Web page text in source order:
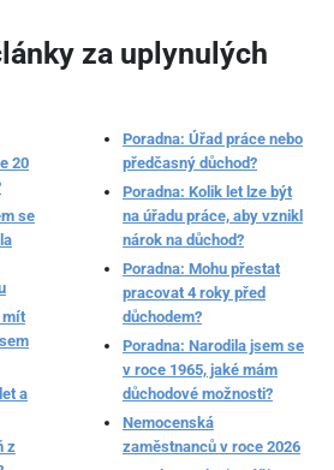
za uplynulých
20
se
mít
a
z
Poradna: Úřad práce nebo
předčasný důchod?
Poradna: Kolik let lze být
na úřadu práce, aby vznikl
nárok na důchod?
Poradna: Mohu přestat
pracovat 4 roky před
důchodem?
Poradna: Narodila jsem se
v roce 1965, jaké mám
důchodové možnosti?
Nemocenská
zaměstnanců v roce 2026